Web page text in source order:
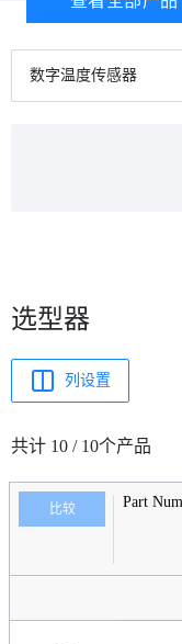
数字温度传感器
选型器
列设置
共计 10 / 10个产品
比较 Part